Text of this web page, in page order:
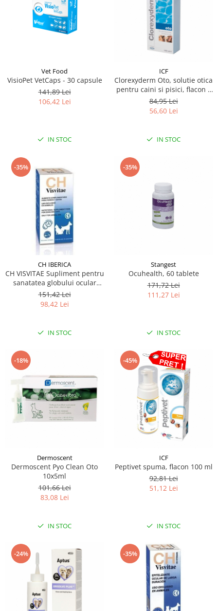
Vet Food
VisioPet VetCaps - 30 capsule
141,89 Lei
106,42 Lei
IN STOC
ICF
Clorexyderm Oto, solutie otica
pentru caini si pisici, flacon x
150 ml
84,95 Lei
56,60 Lei
IN STOC
-35%
CH IBERICA
CH VISVITAE Supliment pentru
sanatatea globului ocular
pentru caini si pisici 20 tbl
151,42 Lei
98,42 Lei
IN STOC
-35%
Stangest
Ocuhealth, 60 tablete
171,72 Lei
111,27 Lei
IN STOC
-18%
Dermoscent
Dermoscent Pyo Clean Oto
10x5ml
101,66 Lei
83,08 Lei
IN STOC
-45%
ICF
Peptivet spuma, flacon 100 ml
92,81 Lei
51,12 Lei
IN STOC
-24% -35%